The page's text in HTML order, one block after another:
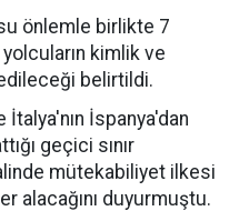
önlemle birlikte 7
kimlik ve
belirtildi.
İspanya'dan
geçici sınır
mütekabiliyet ilkesi
alacağını duyurmuştu.